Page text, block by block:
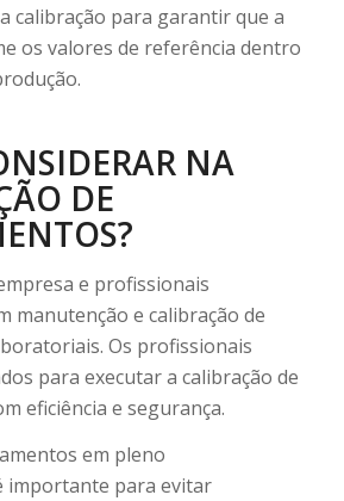
calibração para garantir que a
os valores de referência dentro
NA
DE
e profissionais
manutenção e calibração de
Os profissionais
para executar a calibração de
eficiência e segurança.
em pleno
importante para evitar